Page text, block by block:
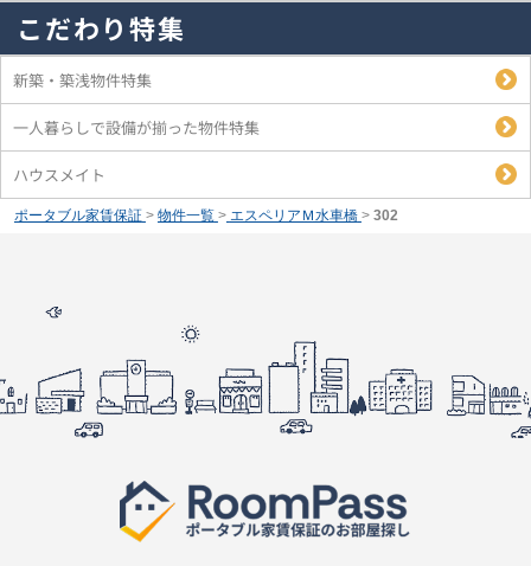
こだわり特集
新築・築浅物件特集
一人暮らしで設備が揃った物件特集
ハウスメイト
ポータブル家賃保証 > 物件一覧 > エスペリアＭ水車橋 > 302